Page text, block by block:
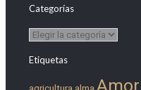
Categorías
Categorías
Etiquetas
Amor